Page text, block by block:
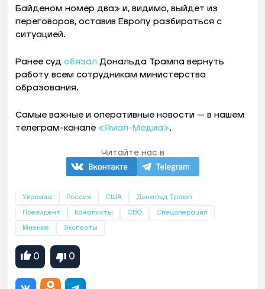
Байденом номер два» и, видимо, выйдет из
переговоров, оставив Европу разбираться с
ситуацией.
Ранее суд обязал Дональда Трампа вернуть
работу всем сотрудникам министерства
образования.
Самые важные и оперативные новости — в нашем
телеграм-канале «Ямал-Медиа».
Читайте нас в
Украина Россия США Дональд Трамп
Президент Конфликты СВО Спецоперация
Мнение Эксперты
0 0